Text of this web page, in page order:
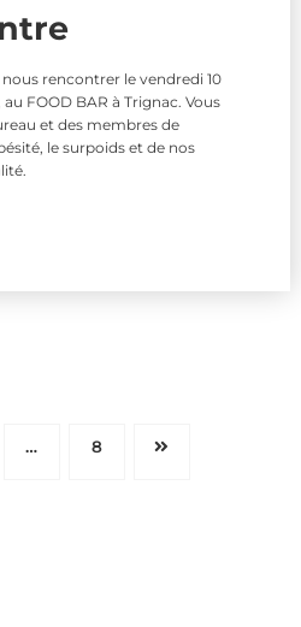
rencontrer le vendredi 10
FOOD BAR à Trignac. Vous
et des membres de
le surpoids et de nos
… 8